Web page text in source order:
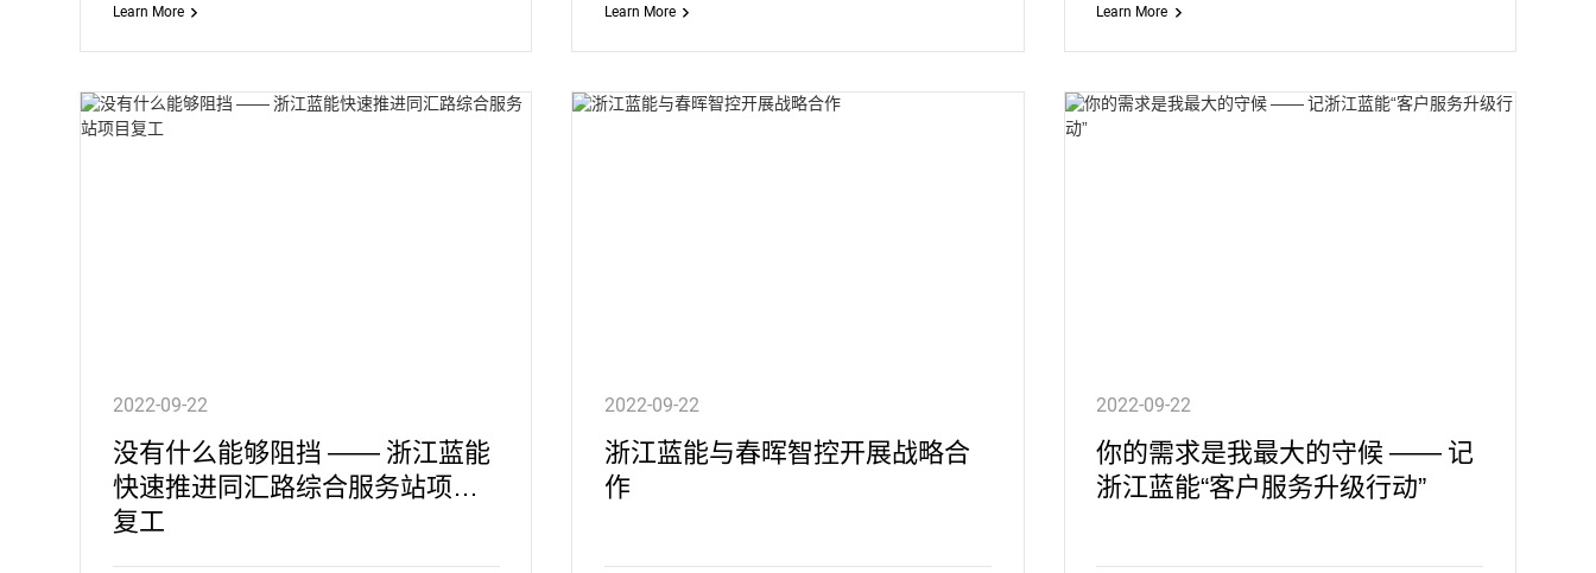
Learn More Learn More Learn More
2022-09-22
没有什么能够阻挡 —— 浙江蓝能
快速推进同汇路综合服务站项目
复工
2022-09-22
浙江蓝能与春晖智控开展战略合
作
2022-09-22
你的需求是我最大的守候 —— 记
浙江蓝能“客户服务升级行动”